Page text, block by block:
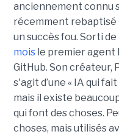
anciennement connu
récemment rebaptisé
un succès fou. Sorti
moisle premier agent
GitHub. Son créateur,
s'agit d’une « IA qui
mais il existe
qui font des choses.
choses, mais utilisés